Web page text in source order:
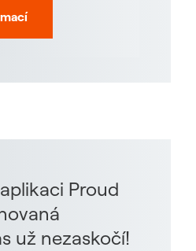
Proud
už nezaskočí!